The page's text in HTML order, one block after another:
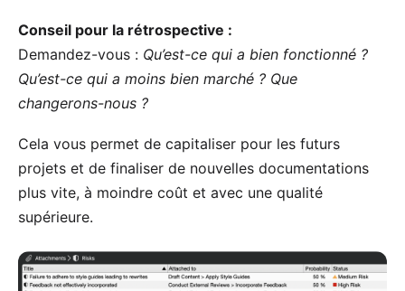
Conseil pour la rétrospective :
Demandez-vous : Qu’est-ce qui a bien fonctionné ?
Qu’est-ce qui a moins bien marché ? Que
changerons-nous ?
Cela vous permet de capitaliser pour les futurs
projets et de finaliser de nouvelles documentations
plus vite, à moindre coût et avec une qualité
supérieure.